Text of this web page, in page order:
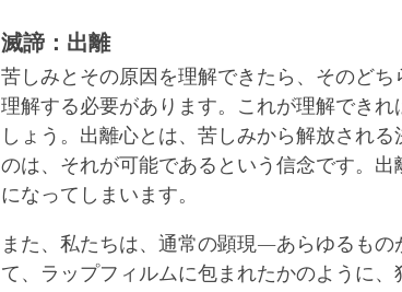
滅諦：出離
苦しみとその原因を理解できたら、そのど
理解する必要があります。これが理解でき
しょう。出離心とは、苦しみから解放され
のは、それが可能であるという信念です。
になってしまいます。
また、私たちは、通常の顕現―あらゆるも
て、ラップフィルムに包まれたかのように